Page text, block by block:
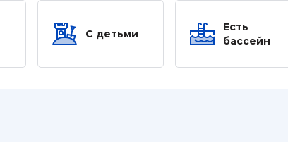
С детьми
Есть
бассейн